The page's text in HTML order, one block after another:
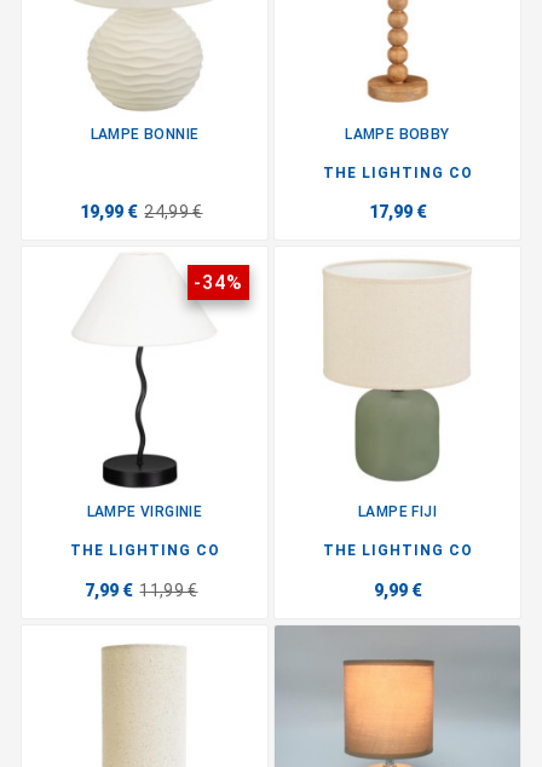
LAMPE BONNIE
19,99 € 24,99 €
LAMPE BOBBY
THE LIGHTING CO
17,99 €
-34%
LAMPE VIRGINIE
THE LIGHTING CO
7,99 € 11,99 €
LAMPE FIJI
THE LIGHTING CO
9,99 €